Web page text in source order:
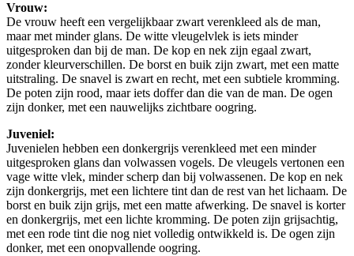
Vrouw:
De vrouw heeft een vergelijkbaar zwart verenkleed als de man,
maar met minder glans. De witte vleugelvlek is iets minder
uitgesproken dan bij de man. De kop en nek zijn egaal zwart,
zonder kleurverschillen. De borst en buik zijn zwart, met een matte
uitstraling. De snavel is zwart en recht, met een subtiele kromming.
De poten zijn rood, maar iets doffer dan die van de man. De ogen
zijn donker, met een nauwelijks zichtbare oogring.
Juveniel:
Juvenielen hebben een donkergrijs verenkleed met een minder
uitgesproken glans dan volwassen vogels. De vleugels vertonen een
vage witte vlek, minder scherp dan bij volwassenen. De kop en nek
zijn donkergrijs, met een lichtere tint dan de rest van het lichaam. De
borst en buik zijn grijs, met een matte afwerking. De snavel is korter
en donkergrijs, met een lichte kromming. De poten zijn grijsachtig,
met een rode tint die nog niet volledig ontwikkeld is. De ogen zijn
donker, met een onopvallende oogring.